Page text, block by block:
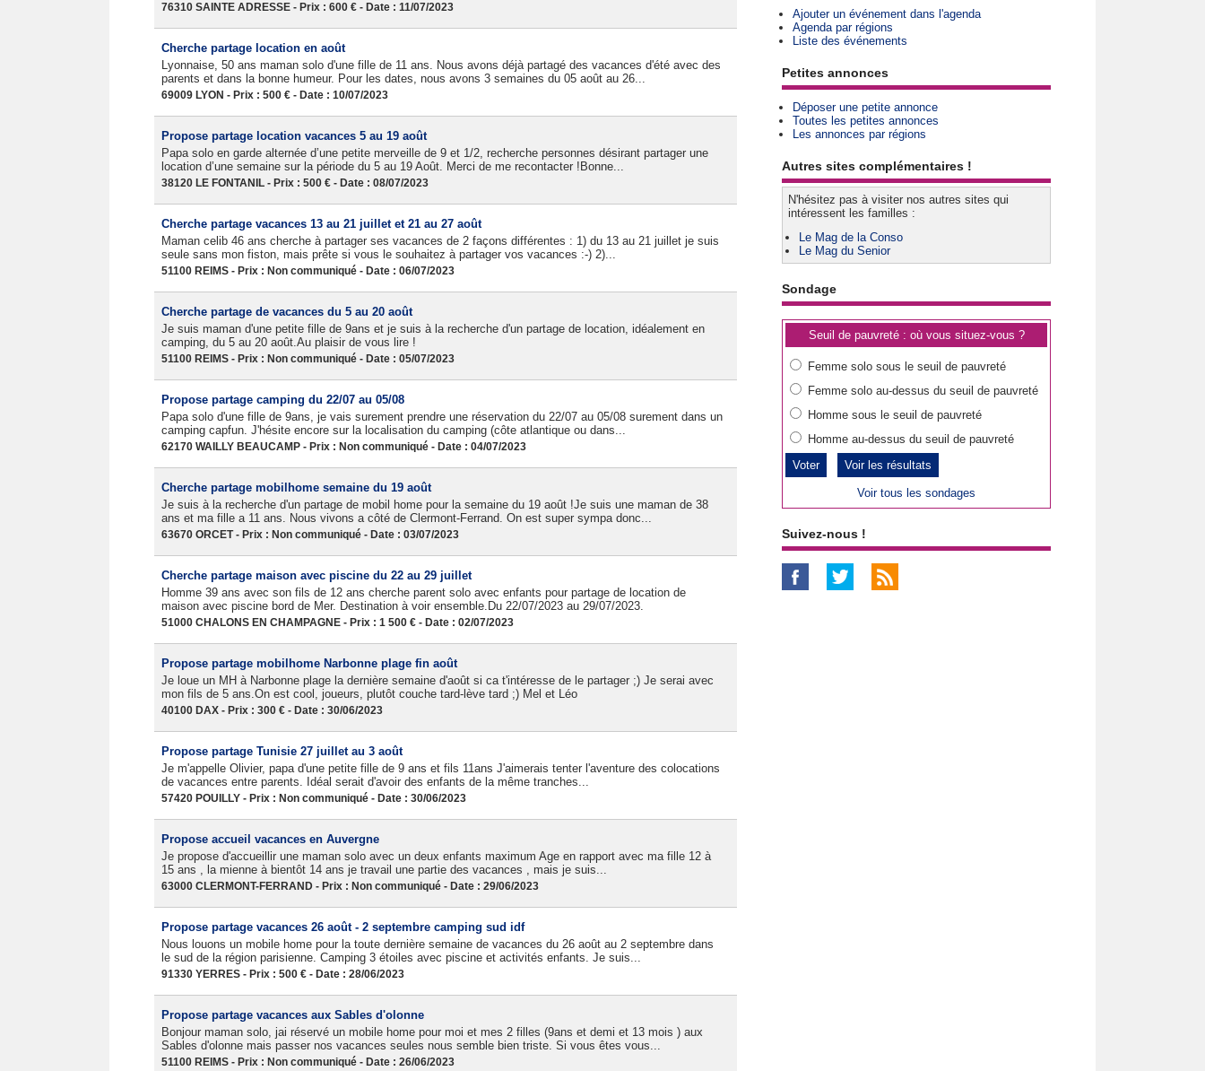
76310 SAINTE ADRESSE - Prix : 600 € - Date : 11/07/2023
Cherche partage location en août
Lyonnaise, 50 ans maman solo d'une fille de 11 ans. Nous avons déjà partagé des vacances d'été avec des
parents et dans la bonne humeur. Pour les dates, nous avons 3 semaines du 05 août au 26...
69009 LYON - Prix : 500 € - Date : 10/07/2023
Propose partage location vacances 5 au 19 août
Papa solo en garde alternée d’une petite merveille de 9 et 1/2, recherche personnes désirant partager une
location d’une semaine sur la période du 5 au 19 Août. Merci de me recontacter !Bonne...
38120 LE FONTANIL - Prix : 500 € - Date : 08/07/2023
Cherche partage vacances 13 au 21 juillet et 21 au 27 août
Maman celib 46 ans cherche à partager ses vacances de 2 façons différentes : 1) du 13 au 21 juillet je suis
seule sans mon fiston, mais prête si vous le souhaitez à partager vos vacances :-) 2)...
51100 REIMS - Prix : Non communiqué - Date : 06/07/2023
Cherche partage de vacances du 5 au 20 août
Je suis maman d'une petite fille de 9ans et je suis à la recherche d'un partage de location, idéalement en
camping, du 5 au 20 août.Au plaisir de vous lire !
51100 REIMS - Prix : Non communiqué - Date : 05/07/2023
Propose partage camping du 22/07 au 05/08
Papa solo d'une fille de 9ans, je vais surement prendre une réservation du 22/07 au 05/08 surement dans un
camping capfun. J'hésite encore sur la localisation du camping (côte atlantique ou dans...
62170 WAILLY BEAUCAMP - Prix : Non communiqué - Date : 04/07/2023
Cherche partage mobilhome semaine du 19 août
Je suis à la recherche d'un partage de mobil home pour la semaine du 19 août !Je suis une maman de 38
ans et ma fille a 11 ans. Nous vivons a côté de Clermont-Ferrand. On est super sympa donc...
63670 ORCET - Prix : Non communiqué - Date : 03/07/2023
Cherche partage maison avec piscine du 22 au 29 juillet
Homme 39 ans avec son fils de 12 ans cherche parent solo avec enfants pour partage de location de
maison avec piscine bord de Mer. Destination à voir ensemble.Du 22/07/2023 au 29/07/2023.
51000 CHALONS EN CHAMPAGNE - Prix : 1 500 € - Date : 02/07/2023
Propose partage mobilhome Narbonne plage fin août
Je loue un MH à Narbonne plage la dernière semaine d'août si ca t'intéresse de le partager ;) Je serai avec
mon fils de 5 ans.On est cool, joueurs, plutôt couche tard-lève tard ;) Mel et Léo
40100 DAX - Prix : 300 € - Date : 30/06/2023
Propose partage Tunisie 27 juillet au 3 août
Je m'appelle Olivier, papa d'une petite fille de 9 ans et fils 11ans J'aimerais tenter l'aventure des colocations
de vacances entre parents. Idéal serait d'avoir des enfants de la même tranches...
57420 POUILLY - Prix : Non communiqué - Date : 30/06/2023
Propose accueil vacances en Auvergne
Je propose d'accueillir une maman solo avec un deux enfants maximum Age en rapport avec ma fille 12 à
15 ans , la mienne à bientôt 14 ans je travail une partie des vacances , mais je suis...
63000 CLERMONT-FERRAND - Prix : Non communiqué - Date : 29/06/2023
Propose partage vacances 26 août - 2 septembre camping sud idf
Nous louons un mobile home pour la toute dernière semaine de vacances du 26 août au 2 septembre dans
le sud de la région parisienne. Camping 3 étoiles avec piscine et activités enfants. Je suis...
91330 YERRES - Prix : 500 € - Date : 28/06/2023
Propose partage vacances aux Sables d'olonne
Bonjour maman solo, jai réservé un mobile home pour moi et mes 2 filles (9ans et demi et 13 mois ) aux
Sables d'olonne mais passer nos vacances seules nous semble bien triste. Si vous êtes vous...
51100 REIMS - Prix : Non communiqué - Date : 26/06/2023
Ajouter un événement dans l'agenda
Agenda par régions
Liste des événements
Petites annonces
Déposer une petite annonce
Toutes les petites annonces
Les annonces par régions
Autres sites complémentaires !
N'hésitez pas à visiter nos autres sites qui
intéressent les familles :
Le Mag de la Conso
Le Mag du Senior
Sondage
Seuil de pauvreté : où vous situez-vous ?
Femme solo sous le seuil de pauvreté
Femme solo au-dessus du seuil de pauvreté
Homme sous le seuil de pauvreté
Homme au-dessus du seuil de pauvreté
Voir les résultats
Voir tous les sondages
Suivez-nous !